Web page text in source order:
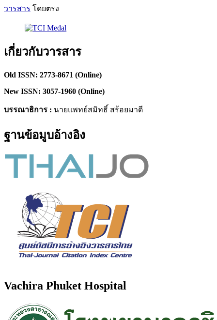
วารสาร โดยตรง
เกี่ยวกับวารสาร
Old ISSN: 2773-8671 (Online)
New ISSN: 3057-1960 (Online)
บรรณาธิการ : นายแพทย์สมิทธิ์ สร้อยมาดี
ฐานข้อมูบอ้างอิง
Vachira Phuket Hospital